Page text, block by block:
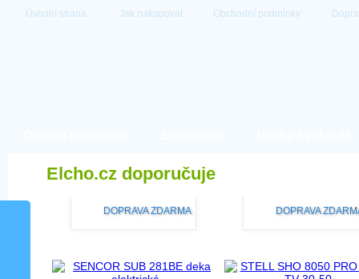
Úvodní strana Jak nakupovat Obchodní podmínky
Elcho.cz doporučuje
DOPRAVA ZDARMA DOPRAVA